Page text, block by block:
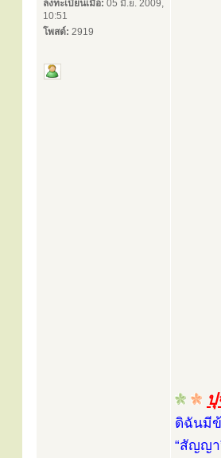
ลงทะเบียนเมื่อ: 05 มิ.ย. 2009,
10:51
โพสต์: 2919
ดิฉันมีข้
“สัญญา